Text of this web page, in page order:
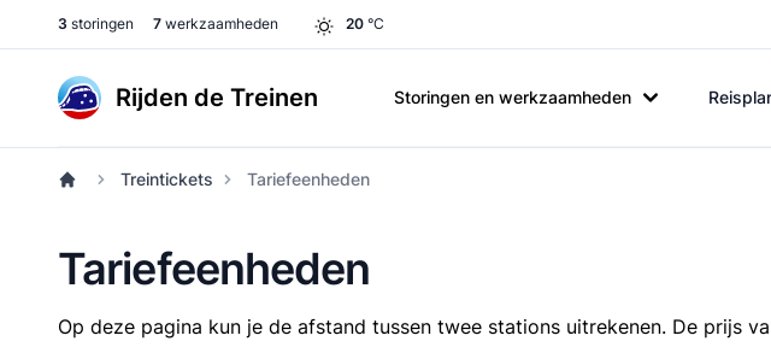
3 storingen 7 werkzaamheden 20 °C
Rijden de Treinen Storingen en werkzaamheden
Treintickets Tariefeenheden
Tariefeenheden
Op deze pagina kun je de afstand tussen twee stations uitrekenen. De prijs